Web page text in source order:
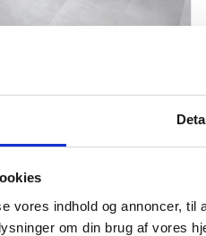
vores indhold og annoncer,
om din brug af vores